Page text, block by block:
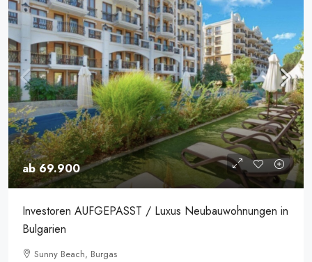
ab 69.900
Investoren AUFGEPASST / Luxus Neubauwohnungen in
Bulgarien
Sunny Beach, Burgas